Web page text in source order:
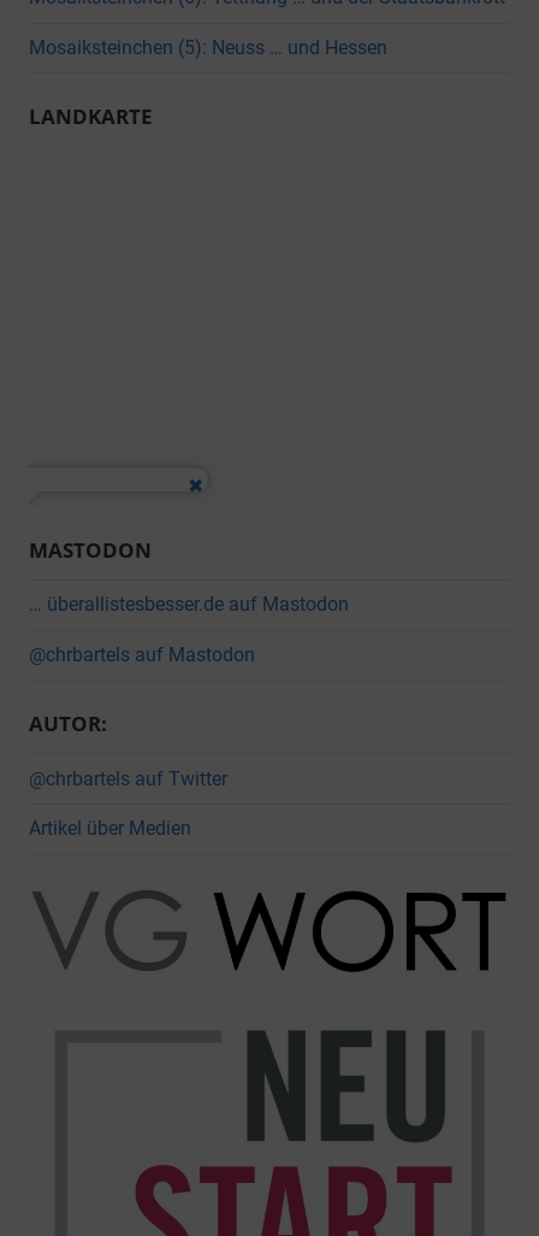
Mosaiksteinchen (5): Neuss … und Hessen
LANDKARTE
MASTODON
… überallistesbesser.de auf Mastodon
@chrbartels auf Mastodon
AUTOR:
@chrbartels auf Twitter
Artikel über Medien